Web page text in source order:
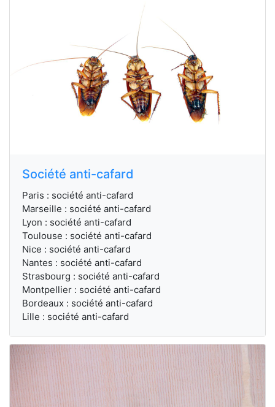
Société anti-cafard
Paris : société anti-cafard
Marseille : société anti-cafard
Lyon : société anti-cafard
Toulouse : société anti-cafard
Nice : société anti-cafard
Nantes : société anti-cafard
Strasbourg : société anti-cafard
Montpellier : société anti-cafard
Bordeaux : société anti-cafard
Lille : société anti-cafard